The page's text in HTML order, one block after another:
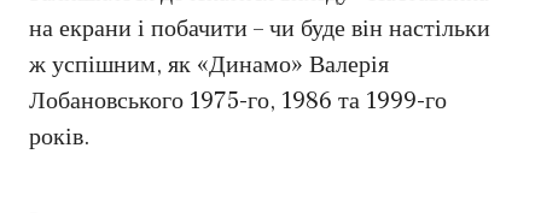
на екрани і побачити – чи буде він настільки
ж успішним, як «Динамо» Валерія
Лобановського 1975-го, 1986 та 1999-го
років.